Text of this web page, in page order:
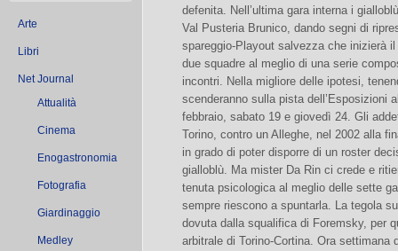
Arte
Libri
Net Journal
Attualità
Cinema
Enogastronomia
Fotografia
Giardinaggio
Medley
defenita. Nell’ultima gara interna i
Val Pusteria Brunico, dando segni di
spareggio-Playout salvezza che inizierà
due squadre al meglio di una serie
incontri. Nella migliore delle ipotesi,
scenderanno sulla pista dell’Esposizioni
febbraio, sabato 19 e giovedì 24. Gli
Torino, contro un Alleghe, nel 2002 alla
in grado di poter disporre di un roster
gialloblù. Ma mister Da Rin ci crede e
tenuta psicologica al meglio delle sette
sempre riescono a spuntarla. La tegola
dovuta dalla squalifica di Foremsky, per
arbitrale di Torino-Cortina. Ora settimana